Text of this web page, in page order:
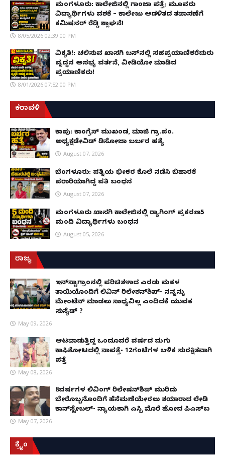
ಮಂಗಳೂರು: ಕಾಲೇಜಿನಲ್ಲಿ ಗಾಂಜಾ ಪತ್ತೆ; ಮೂವರು
ವಿದ್ಯಾರ್ಥಿಗಳು ವಶಕ್ಕೆ – ಕಾಲೇಜು ಆಡಳಿತದ ತಪಾಸಣೆಗೆ
ಕಮಿಷನರ್ ರೆಡ್ಡಿ ಶ್ಲಾಘನೆ!
8/05/2026 02:39:00 PM
ವಿಕೃತಿ!: ಚಲಿಸುವ ಖಾಸಗಿ ಬಸ್‌ನಲ್ಲಿ ಸಹಪ್ರಯಾಣಿಕರೆದುರು
ವೃದ್ಧನ ಅಸಭ್ಯ ವರ್ತನೆ, ವೀಡಿಯೋ ಮಾಡಿದ
ಪ್ರಯಾಣಿಕರು!
8/01/2026 07:52:00 PM
ಕರಾವಳಿ
ಕಾಪು: ಕಾಂಗ್ರೆಸ್ ಮುಖಂಡ, ಮಾಜಿ ಗ್ರಾ.ಪಂ.
ಅಧ್ಯಕ್ಷಡೇವಿಡ್ ಡಿಸೋಜಾ ಬರ್ಬರ ಹತ್ಯೆ
August 07, 2026
ಬೆಂಗಳೂರು: ಪತ್ನಿಯ ಭೀಕರ ಕೊಲೆ ನಡೆಸಿ ಬಿಹಾರಕ್ಕೆ
ಪರಾರಿಯಾಗಿದ್ದ ಪತಿ ಬಂಧನ
August 07, 2026
ಮಂಗಳೂರು ಖಾಸಗಿ ಕಾಲೇಜಿನಲ್ಲಿ ರ‌್ಯಾಗಿಂಗ್ ಪ್ರಕರಣ5
ಮಂದಿ ವಿದ್ಯಾರ್ಥಿಗಳು ಬಂಧನ
August 05, 2026
ರಾಜ್ಯ
ಇನ್​ಸ್ಟಾಗ್ರಾಂನಲ್ಲಿ ಪರಿಚಿತಳಾದ ಎರಡು ಮಕ್ಕಳ
ತಾಯಿಯೊಂದಿಗೆ ಲಿವಿನ್ ರಿಲೇಶನ್​ಶಿಪ್- ನನ್ನನ್ನು
ಮೇಂಟೆನ್ ಮಾಡಲು ಸಾಧ್ಯವಿಲ್ಲ ಎಂದಿದಕ್ಕೆ ಯುವಕ
ಸುಸೈಡ್ ?
May 09, 2026
ಆಟವಾಡುತ್ತಿದ್ದ ಒಂದೂವರೆ ವರ್ಷದ ಮಗು
ಕಾಫಿತೋಟದಲ್ಲಿ ನಾಪತ್ತೆ- 12ಗಂಟೆಗಳ ಬಳಿಕ ಸುರಕ್ಷಿತವಾಗಿ
ಪತ್ತೆ
May 08, 2026
8ವರ್ಷಗಳ ಲಿವಿಂಗ್‌ ರಿಲೇಷನ್‌ಶಿಪ್ ಮುರಿದು
ಬೇರೊಬ್ಬನೊಂದಿಗೆ ಹೆಸೆಮಣೆಯೇರಲು ತಯಾರಾದ ಲೇಡಿ
ಕಾನ್‌ಸ್ಟೇಬಲ್- ನ್ಯಾಯಕ್ಕಾಗಿ ಎಸ್ಪಿ ಮೊರೆ ಹೋದ ಪಿಎಸ್ಐ
May 07, 2026
ಕ್ರೈಂ